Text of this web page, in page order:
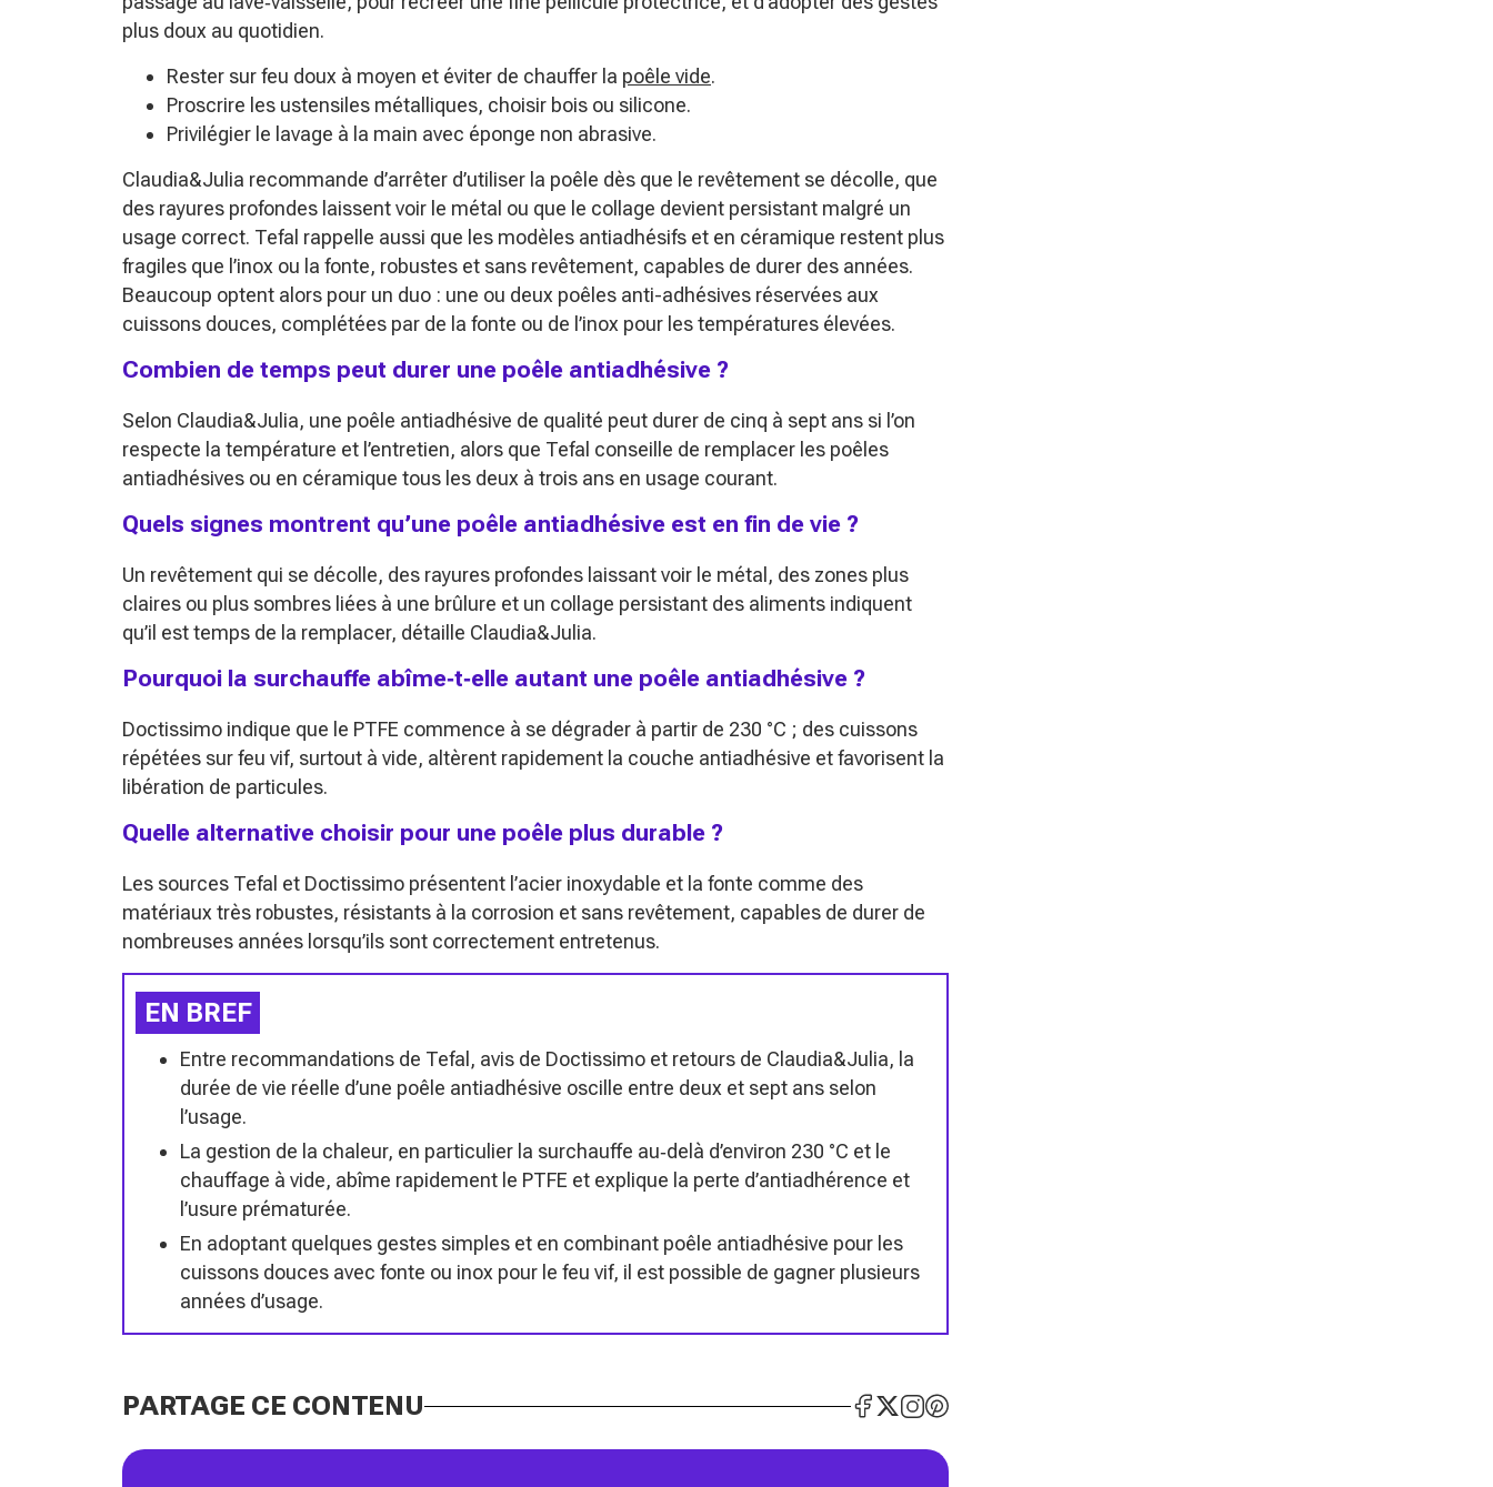
plus doux au quotidien.
Rester sur feu doux à moyen et éviter de chauffer la poêle vide.
Proscrire les ustensiles métalliques, choisir bois ou silicone.
Privilégier le lavage à la main avec éponge non abrasive.
Claudia&Julia recommande d’arrêter d’utiliser la poêle dès que le revêtement se décolle, que
des rayures profondes laissent voir le métal ou que le collage devient persistant malgré un
usage correct. Tefal rappelle aussi que les modèles antiadhésifs et en céramique restent plus
fragiles que l’inox ou la fonte, robustes et sans revêtement, capables de durer des années.
Beaucoup optent alors pour un duo : une ou deux poêles anti-adhésives réservées aux
cuissons douces, complétées par de la fonte ou de l’inox pour les températures élevées.
Combien de temps peut durer une poêle antiadhésive ?
Selon Claudia&Julia, une poêle antiadhésive de qualité peut durer de cinq à sept ans si l’on
respecte la température et l’entretien, alors que Tefal conseille de remplacer les poêles
antiadhésives ou en céramique tous les deux à trois ans en usage courant.
Quels signes montrent qu’une poêle antiadhésive est en fin de vie ?
Un revêtement qui se décolle, des rayures profondes laissant voir le métal, des zones plus
claires ou plus sombres liées à une brûlure et un collage persistant des aliments indiquent
qu’il est temps de la remplacer, détaille Claudia&Julia.
Pourquoi la surchauffe abîme‑t‑elle autant une poêle antiadhésive ?
Doctissimo indique que le PTFE commence à se dégrader à partir de 230 °C ; des cuissons
répétées sur feu vif, surtout à vide, altèrent rapidement la couche antiadhésive et favorisent la
libération de particules.
Quelle alternative choisir pour une poêle plus durable ?
Les sources Tefal et Doctissimo présentent l’acier inoxydable et la fonte comme des
matériaux très robustes, résistants à la corrosion et sans revêtement, capables de durer de
nombreuses années lorsqu’ils sont correctement entretenus.
EN BREF
Entre recommandations de Tefal, avis de Doctissimo et retours de Claudia&Julia, la
durée de vie réelle d’une poêle antiadhésive oscille entre deux et sept ans selon
l’usage.
La gestion de la chaleur, en particulier la surchauffe au‑delà d’environ 230 °C et le
chauffage à vide, abîme rapidement le PTFE et explique la perte d’antiadhérence et
l’usure prématurée.
En adoptant quelques gestes simples et en combinant poêle antiadhésive pour les
cuissons douces avec fonte ou inox pour le feu vif, il est possible de gagner plusieurs
années d’usage.
PARTAGE CE CONTENU